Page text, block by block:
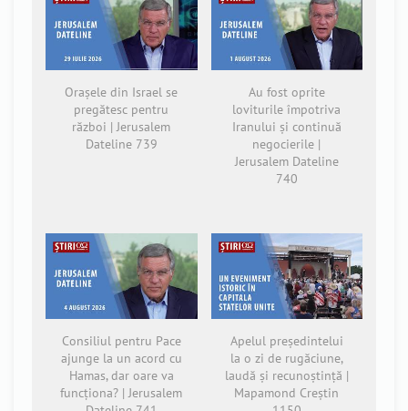
Orașele din Israel se
pregătesc pentru
război | Jerusalem
Dateline 739
Au fost oprite
loviturile împotriva
Iranului și continuă
negocierile |
Jerusalem Dateline
740
Consiliul pentru Pace
ajunge la un acord cu
Hamas, dar oare va
funcționa? | Jerusalem
Apelul președintelui
la o zi de rugăciune,
laudă și recunoștință |
Mapamond Creștin